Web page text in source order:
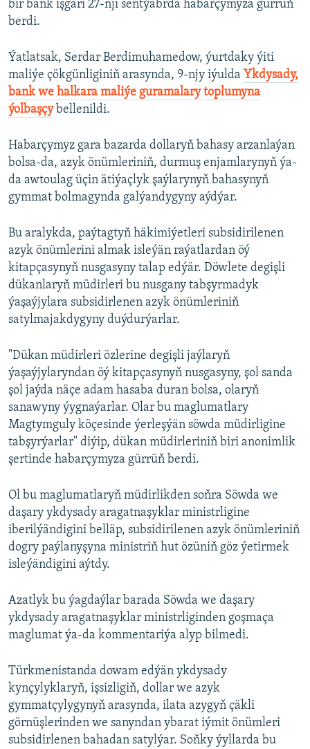
bir bank işgäri 27-nji sentýabrda habarçymyza gürrüň
berdi.
Ýatlatsak, Serdar Berdimuhamedow, ýurtdaky ýiti
maliýe çökgünliginiň arasynda, 9-njy iýulda Ykdysady,
bank we halkara maliýe guramalary toplumyna
ýolbaşçybellenildi.
Habarçymyz gara bazarda dollaryň bahasy arzanlaýan
bolsa-da, azyk önümleriniň, durmuş enjamlarynyň ýa-
da awtoulag üçin ätiýaçlyk şaýlarynyň bahasynyň
gymmat bolmagynda galýandygyny aýdýar.
Bu aralykda, paýtagtyň häkimiýetleri subsidirilenen
azyk önümlerini almak isleýän raýatlardan öý
kitapçasynyň nusgasyny talap edýär. Döwlete degişli
dükanlaryň müdirleri bu nusgany tabşyrmadyk
ýaşaýjylara subsidirlenen azyk önümleriniň
satylmajakdygyny duýdurýarlar.
"Dükan müdirleri özlerine degişli jaýlaryň
ýaşaýjylaryndan öý kitapçasynyň nusgasyny, şol sanda
şol jaýda näçe adam hasaba duran bolsa, olaryň
sanawyny ýygnaýarlar. Olar bu maglumatlary
Magtymguly köçesinde ýerleşýän söwda müdirligine
tabşyrýarlar" diýip, dükan müdirleriniň biri anonimlik
şertinde habarçymyza gürrüň berdi.
Ol bu maglumatlaryň müdirlikden soňra Söwda we
daşary ykdysady aragatnaşyklar ministrligine
iberilýändigini belläp, subsidirilenen azyk önümleriniň
dogry paýlanyşyna ministriň hut özüniň göz ýetirmek
isleýändigini aýtdy.
Azatlyk bu ýagdaýlar barada Söwda we daşary
ykdysady aragatnaşyklar ministrliginden goşmaça
maglumat ýa-da kommentariýa alyp bilmedi.
Türkmenistanda dowam edýän ykdysady
kynçylyklaryň, işsizligiň, dollar we azyk
gymmatçylygynyň arasynda, ilata azygyň çäkli
görnüşlerinden we sanyndan ybarat iýmit önümleri
subsidirlenen bahadan satylýar. Soňky ýyllarda bu